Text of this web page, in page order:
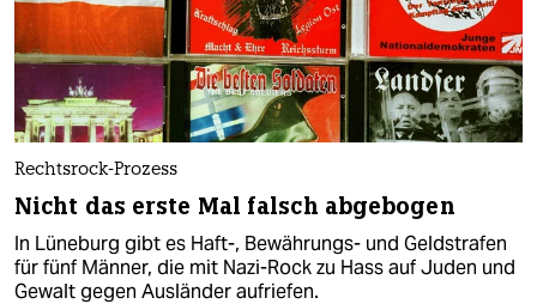
Rechtsrock-Prozess
Nicht das erste Mal falsch abgebogen
In Lüneburg gibt es Haft-, Bewährungs- und Geldstrafen
für fünf Männer, die mit Nazi-Rock zu Hass auf Juden und
Gewalt gegen Ausländer aufriefen.